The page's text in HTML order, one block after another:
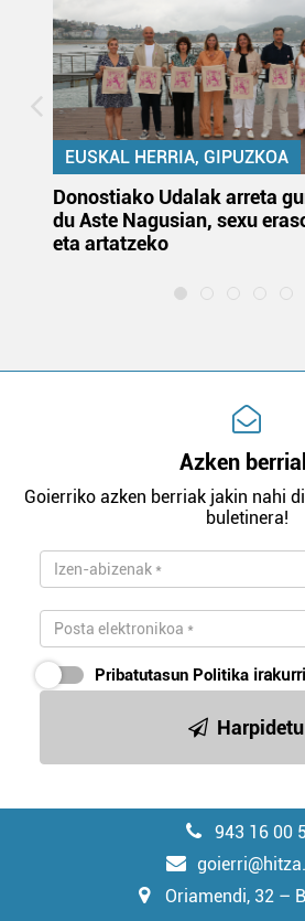
EUSKAL HERRIA, GIPUZKOA
Donostiako Udalak arreta
du Aste Nagusian, sexu
eta artatzeko
Azken
Goierriko azken berriak jakin nahi
buletinera!
Pribatutasun Politika
Harpidetu
943 16 00
Oriamendi, 32 –